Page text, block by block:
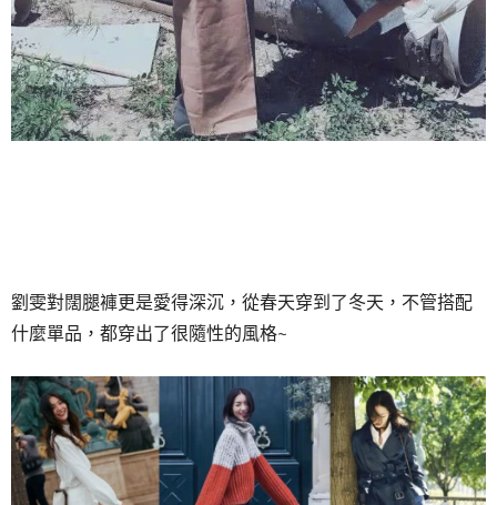
劉雯對闊腿褲更是愛得深沉，從春天穿到了冬天，不管搭配
什麼單品，都穿出了很隨性的風格~